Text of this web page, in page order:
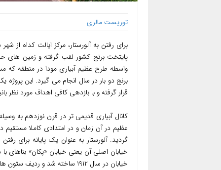
توریست مالزی
برای رفتن به آلورستار، مرکز ایالت کداه از
پایتخت برنج کشور لقب گرفته و زمین های
برنج دو بار در سال انجام می گیرد. این
قرار گرفته و با بازدهی کافی اهداف مورد نظر
کانال آبیاری قدیمی تر در قرن نوزدهم به
عظیم در آن زمان و در امتدادی کاملا مستقیم
گردید. آلورستار به عنوان یک پایانه برای
خیابان اصلی آن یعنی خیابان «پکان»
خیابان در سال ۱۹۱۲ ساخته شد و ردیف ستون ها و گنبدهای زیبای آن به سبک معماری آندلسی طراحی گردیده است.